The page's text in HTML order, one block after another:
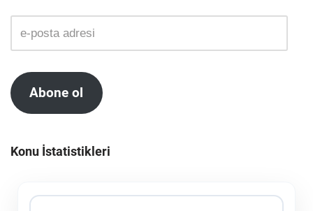
Abone ol
Konu İstatistikleri